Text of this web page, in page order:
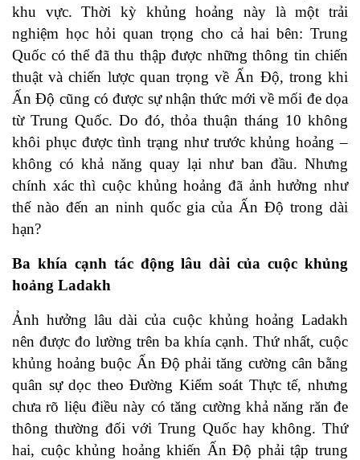
khu vực. Thời kỳ khủng hoảng này là một trải
nghiệm học hỏi quan trọng cho cả hai bên: Trung
Quốc có thể đã thu thập được những thông tin chiến
thuật và chiến lược quan trọng về Ấn Độ, trong khi
Ấn Độ cũng có được sự nhận thức mới về mối đe dọa
từ Trung Quốc. Do đó, thỏa thuận tháng 10 không
khôi phục được tình trạng như trước khủng hoảng –
không có khả năng quay lại như ban đầu. Nhưng
chính xác thì cuộc khủng hoảng đã ảnh hưởng như
thế nào đến an ninh quốc gia của Ấn Độ trong dài
hạn?
Ba khía cạnh tác động lâu dài của cuộc khủng
hoảng Ladakh
Ảnh hưởng lâu dài của cuộc khủng hoảng Ladakh
nên được đo lường trên ba khía cạnh. Thứ nhất, cuộc
khủng hoảng buộc Ấn Độ phải tăng cường cân bằng
quân sự dọc theo Đường Kiểm soát Thực tế, nhưng
chưa rõ liệu điều này có tăng cường khả năng răn đe
thông thường đối với Trung Quốc hay không. Thứ
hai, cuộc khủng hoảng khiến Ấn Độ phải tập trung